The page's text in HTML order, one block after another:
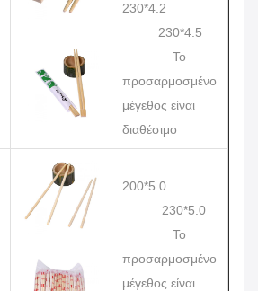
230*4.2
230*4.5
Το
προσαρμοσμένο
μέγεθος είναι
διαθέσιμο
200*5.0
230*5.0
Το
προσαρμοσμένο
μέγεθος είναι